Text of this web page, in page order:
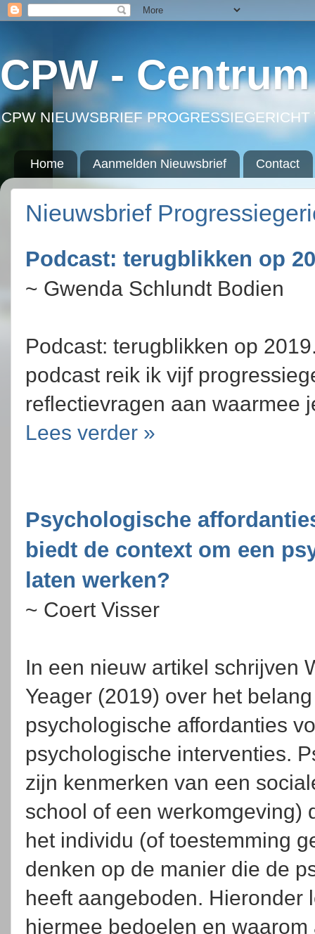
CPW -
CPW NIEUWSBRIEF
Home Aanmelden Nieuwsbrief Contact
Nieuwsbrief
Podcast: terugblikken op
~ Gwenda Schlundt Bodien
Podcast: terugblikken op
podcast reik ik vijf
reflectievragen aan waarmee
Lees verder »
Psychologische
biedt de context om een
laten werken?
~ Coert Visser
In een nieuw artikel schrijven
Yeager (2019) over het
psychologische affordanties
psychologische interventies.
zijn kenmerken van een
school of een werkomgeving)
het individu (of toestemming
denken op de manier die de
heeft aangeboden. Hieronder
hiermee bedoelen en